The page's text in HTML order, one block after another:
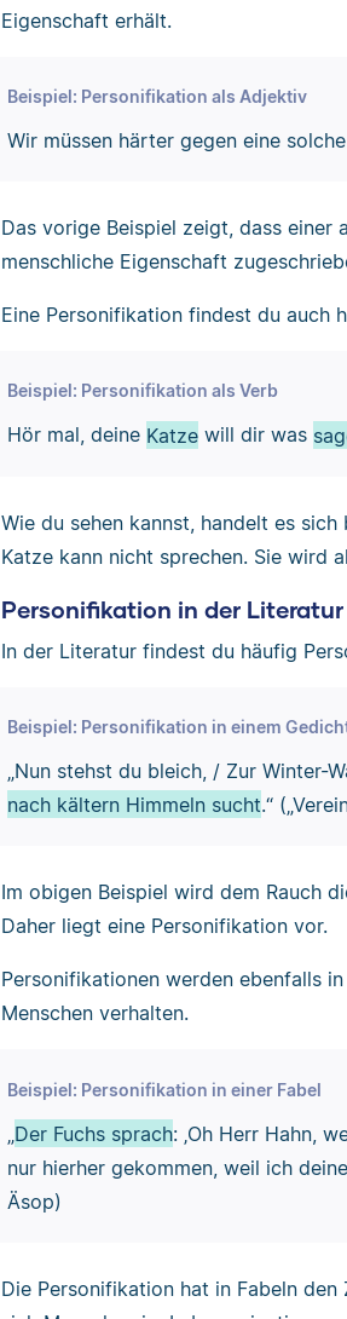
Eigenschaft erhält.
Beispiel: Personifikation als Adjektiv
Wir müssen härter gegen eine solche
Das vorige Beispiel zeigt, dass einer
menschliche Eigenschaft
Eine Personifikation findest du auch
Beispiel: Personifikation als Verb
Hör mal, deine Katzewill dir was
Wie du sehen kannst, handelt es
Katze kann nicht sprechen. Sie wird
Personifikation in der Literatur
In der Literatur findest du häufig
Beispiel: Personifikation in einem
„Nun stehst du bleich, / Zur Winter-
nach kältern Himmeln sucht.“
Im obigen Beispiel wird dem Rauch
Daher liegt eine Personifikation vor.
Personifikationen werden ebenfalls
Menschen verhalten.
Beispiel: Personifikation in einer Fabel
Der Fuchs sprach: ‚Oh Herr Hahn,
nur hierher gekommen, weil ich
Äsop)
Die Personifikation hat in Fabeln